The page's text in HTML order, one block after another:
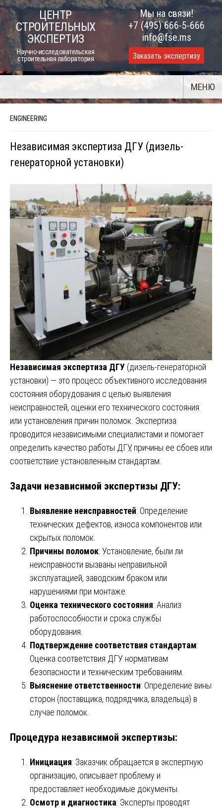
Skip
to
content
ЦЕНТР
СТРОИТЕЛЬНЫХ
ЭКСПЕРТИЗ
Научно-исследовательская
строительная лаборатория
Мы на связи!
+7 (495) 666-5-666
info@fse.ms
Заказать экспертизу
МЕНЮ
ENGINEERING
Независимая экспертиза ДГУ (дизель-
генераторной установки)
Независимая экспертиза ДГУ (дизель-генераторной
установки) — это процесс объективного исследования
состояния оборудования с целью выявления
неисправностей, оценки его технического состояния
или установления причин поломок. Экспертиза
проводится независимыми специалистами и помогает
определить качество работы ДГУ, причины ее сбоев или
соответствие установленным стандартам.
Задачи независимой экспертизы ДГУ:
Выявление неисправностей: Определение
технических дефектов, износа компонентов или
скрытых поломок.
Причины поломок: Установление, были ли
неисправности вызваны неправильной
эксплуатацией, заводским браком или
нарушениями при монтаже.
Оценка технического состояния: Анализ
работоспособности и срока службы
оборудования.
Подтверждение соответствия стандартам:
Оценка соответствия ДГУ нормативам
безопасности и техническим требованиям.
Выяснение ответственности: Определение вины
сторон (поставщика, подрядчика, владельца) в
случае поломок.
Процедура независимой экспертизы:
Инициация: Заказчик обращается в экспертную
организацию, описывает проблему и
предоставляет необходимые документы.
Осмотр и диагностика: Эксперты проводят